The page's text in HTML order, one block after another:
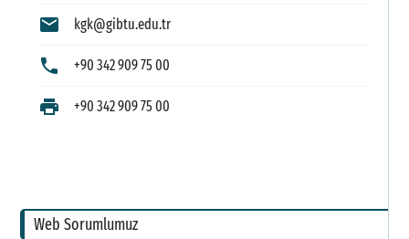
mail kgk@gibtu.edu.tr
phone +90 342 909 75 00
print +90 342 909 75 00
Web Sorumlumuz